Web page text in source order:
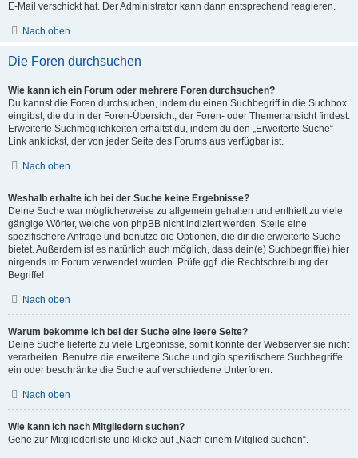
E-Mail verschickt hat. Der Administrator kann dann entsprechend reagieren.
Nach oben
Die Foren durchsuchen
Wie kann ich ein Forum oder mehrere Foren durchsuchen?
Du kannst die Foren durchsuchen, indem du einen Suchbegriff in die Suchbox
eingibst, die du in der Foren-Übersicht, der Foren- oder Themenansicht findest.
Erweiterte Suchmöglichkeiten erhältst du, indem du den „Erweiterte Suche“-
Link anklickst, der von jeder Seite des Forums aus verfügbar ist.
Nach oben
Weshalb erhalte ich bei der Suche keine Ergebnisse?
Deine Suche war möglicherweise zu allgemein gehalten und enthielt zu viele
gängige Wörter, welche von phpBB nicht indiziert werden. Stelle eine
spezifischere Anfrage und benutze die Optionen, die dir die erweiterte Suche
bietet. Außerdem ist es natürlich auch möglich, dass dein(e) Suchbegriff(e) hier
nirgends im Forum verwendet wurden. Prüfe ggf. die Rechtschreibung der
Begriffe!
Nach oben
Warum bekomme ich bei der Suche eine leere Seite?
Deine Suche lieferte zu viele Ergebnisse, somit konnte der Webserver sie nicht
verarbeiten. Benutze die erweiterte Suche und gib spezifischere Suchbegriffe
ein oder beschränke die Suche auf verschiedene Unterforen.
Nach oben
Wie kann ich nach Mitgliedern suchen?
Gehe zur Mitgliederliste und klicke auf „Nach einem Mitglied suchen“.